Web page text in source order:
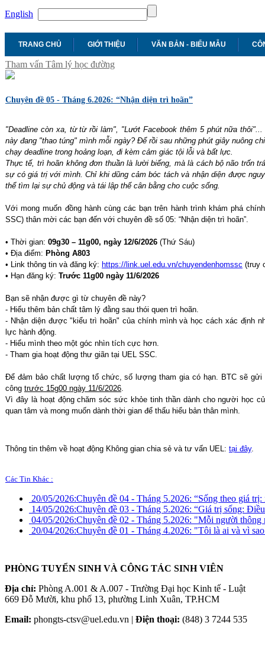
English
TRANG CHỦ GIỚI THIỆU VĂN BẢN - BIỂU MẪU
Tham vấn Tâm lý học đường
Chuyên đề 05 - Tháng 6.2026: “Nhận diện trì hoãn”
"Deadline còn xa, từ từ rồi làm", "Lướt Facebook thêm 5 phút nữa
này đang "thao túng" mình mỗi ngày? Để rồi sau những phút giây nuông
chạy deadline trong hoảng loạn, đi kèm cảm giác tội lỗi và bất lực.
Thực tế, trì hoãn không đơn thuần là lười biếng, mà là cách bộ não trốn
sự có giá trị với mình. Chỉ khi dũng cảm bóc tách và nhận diện được
thể tìm lại sự chủ động và tái lập thế cân bằng cho cuộc sống.
Với mong muốn đồng hành cùng các bạn trên hành trình khám phá
SSC) thân mời các bạn đến với chuyên đề số 05: “Nhận diện trì hoãn”.
• Thời gian: 09g30 – 11g00, ngày 12/6/2026 (Thứ Sáu)
• Địa điểm: Phòng A803
• Link thông tin và đăng ký: https://link.uel.edu.vn/chuyendenhomssc (truy
• Hạn đăng ký: Trước 11g00 ngày 11/6/2026
Bạn sẽ nhận được gì từ chuyên đề này?
- Hiểu thêm bản chất tâm lý đằng sau thói quen trì hoãn.
- Nhận diện được "kiểu trì hoãn" của chính mình và học cách xác định
lực hành động.
- Hiểu mình theo một góc nhìn tích cực hơn.
- Tham gia hoạt động thư giãn tại UEL SSC.
Để đảm bảo chất lượng tổ chức, số lượng tham gia có hạn. BTC sẽ gửi
công trước 15g00 ngày 11/6/2026
Vì đây là hoạt động chăm sóc sức khỏe tinh thần dành cho người học
quan tâm và mong muốn dành thời gian để thấu hiểu bản thân mình.
Thông tin thêm về hoạt động Không gian chia sẻ và tư vấn UEL: tại đây.
Các Tin Khác :
20/05/2026:Chuyên đề 04 - Tháng 5.2026: “Sống theo giá
14/05/2026:Chuyên đề 03 - Tháng 5.2026: “Giá trị sống:
04/05/2026:Chuyên đề 02 - Tháng 5.2026: "Mỗi người thông
20/04/2026:Chuyên đề 01 - Tháng 4.2026: "Tôi là ai và vì
PHÒNG TUYỂN SINH VÀ CÔNG TÁC SINH VIÊN
Địa chỉ: Phòng A.001 & A.007 - Trường Đại học Kinh tế - Luật
669 Đỗ Mười, khu phố 13, phường Linh Xuân, TP.HCM
Email: phongts-ctsv@uel.edu.vn | Điện thoại: (848) 3 7244 535